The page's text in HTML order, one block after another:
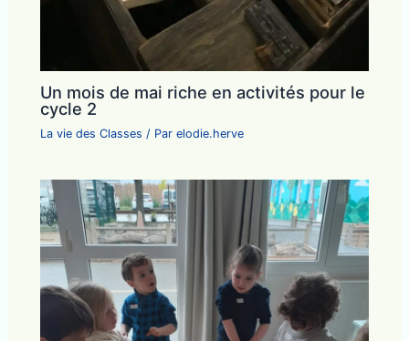
Un mois de mai riche en activités pour le
cycle 2
La vie des Classes / Parelodie.herve